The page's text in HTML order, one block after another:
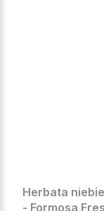
Herbata
- Formosa